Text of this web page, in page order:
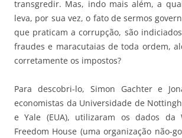
transgredir. Mas, indo mais além, a
leva, por sua vez, o fato de sermos
que praticam a corrupção, são
fraudes e maracutaias de toda ordem,
corretamente os impostos?
Para descobri-lo, Simon Gachter e
economistas da Universidade de
e Yale (EUA), utilizaram os dados da
Freedom House (uma organização não-